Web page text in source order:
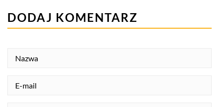
DODAJ KOMENTARZ